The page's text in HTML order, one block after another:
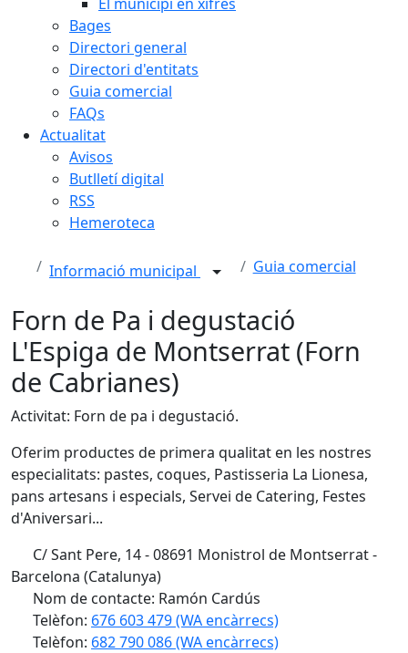
Bages
Directori general
Directori d'entitats
Guia comercial
FAQs
Actualitat
Avisos
Butlletí digital
RSS
Hemeroteca
Informació municipal Guia comercial
Forn de Pa i degustació
L'Espiga de Montserrat (Forn
de Cabrianes)
Activitat: Forn de pa i degustació.
Oferim productes de primera qualitat en les nostres
especialitats: pastes, coques, Pastisseria La Lionesa,
pans artesans i especials, Servei de Catering, Festes
d'Aniversari...
C/ Sant Pere, 14 - 08691 Monistrol de Montserrat -
Barcelona (Catalunya)
Nom de contacte: Ramón Cardús
Telèfon: 676 603 479 (WA encàrrecs)
Telèfon: 682 790 086 (WA encàrrecs)